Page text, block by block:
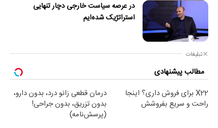
در عرصه سیاست خارجی دچار تنهایی
استراتژیک شده‌ایم
تبلیغات
مطالب پیشنهادی
X22 برای فروش داری؟ اینجا
راحت و سریع بفروشش
درمان قطعی زانو درد، بدون دارو،
بدون تزریق، بدون جراحی!
(پرسش‌نامه)